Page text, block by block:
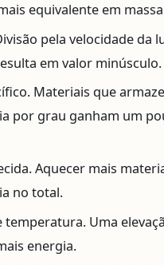
equivalente em
pela velocidade da
em valor minúsculo.
Materiais que
por grau ganham um
Aquecer mais
no total.
temperatura. Uma
energia.